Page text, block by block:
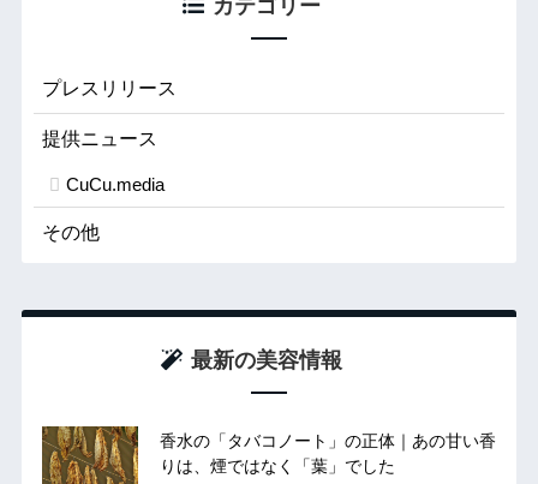
カテゴリー
プレスリリース
提供ニュース
CuCu.media
その他
最新の美容情報
香水の「タバコノート」の正体｜あの甘い香
りは、煙ではなく「葉」でした